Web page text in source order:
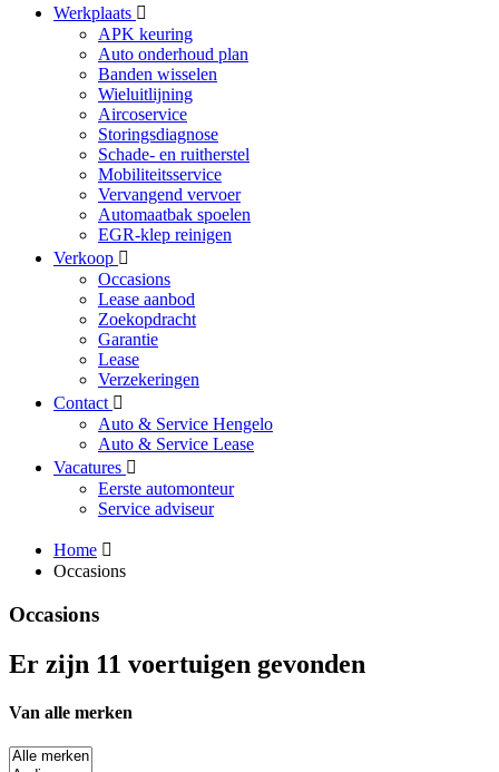
Werkplaats
APK keuring
Auto onderhoud plan
Banden wisselen
Wieluitlijning
Aircoservice
Storingsdiagnose
Schade- en ruitherstel
Mobiliteitsservice
Vervangend vervoer
Automaatbak spoelen
EGR-klep reinigen
Verkoop
Occasions
Lease aanbod
Zoekopdracht
Garantie
Lease
Verzekeringen
Contact
Auto & Service Hengelo
Auto & Service Lease
Vacatures
Eerste automonteur
Service adviseur
Home
Occasions
Occasions
Er zijn 11 voertuigen gevonden
Van alle merken